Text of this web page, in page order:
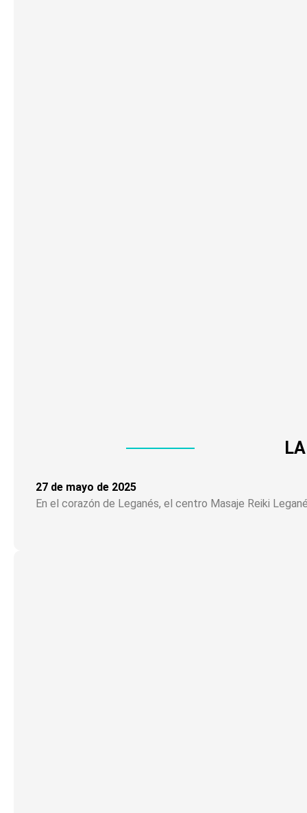
27 de mayo de 2025
En el corazón de Leganés, el centro Masaje Reiki